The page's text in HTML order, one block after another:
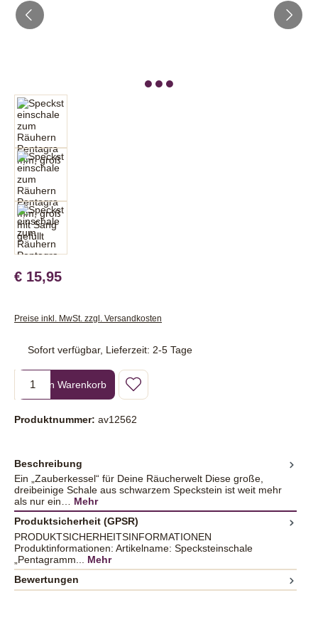
€ 15,95
Preise inkl. MwSt. zzgl. Versandkosten
Sofort verfügbar, Lieferzeit: 2-5 Tage
Produkt Anzahl: Gib den gewünschten Wert ein oder benutze die
In den Warenkorb
Produktnummer: av12562
Beschreibung
Ein „Zauberkessel“ für Deine Räucherwelt Diese große,
dreibeinige Schale aus schwarzem Speckstein ist weit mehr
als nur ein… Mehr
Produktsicherheit (GPSR)
PRODUKTSICHERHEITSINFORMATIONEN
Produktinformationen: Artikelname: Specksteinschale
„Pentagramm... Mehr
Bewertungen